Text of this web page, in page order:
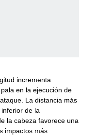
incrementa
en la ejecución de
La distancia más
de la
la cabeza favorece una
impactos más